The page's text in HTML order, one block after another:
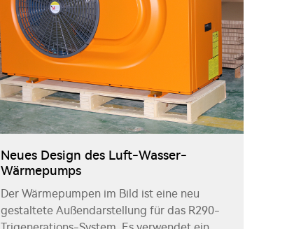
Neues Design des Luft-Wasser-
Wärmepumps
Der Wärmepumpen im Bild ist eine neu
gestaltete Außendarstellung für das R290-